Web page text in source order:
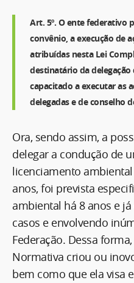
Art. 5º. O ente federativo
convênio, a execução de
atribuídas nesta Lei
destinatário da
capacitado a executar as
delegadas e de conselho
Ora, sendo assim, a
delegar a condução de
licenciamento
anos, foi prevista
ambiental há 8 anos e
casos e envolvendo
Federação. Dessa
Normativa criou ou
bem como que ela visa